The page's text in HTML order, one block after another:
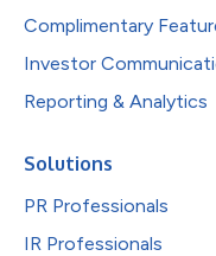
Complimentary
Investor
Reporting & Analytics
Solutions
PR Professionals
IR Professionals